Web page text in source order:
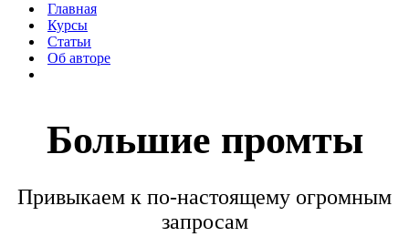
Главная
Курсы
Статьи
Об авторе
Большие промты
Привыкаем к по-настоящему огромным
запросам